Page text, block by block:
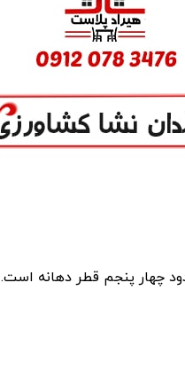
چهار پنجم قطر دهانه است.